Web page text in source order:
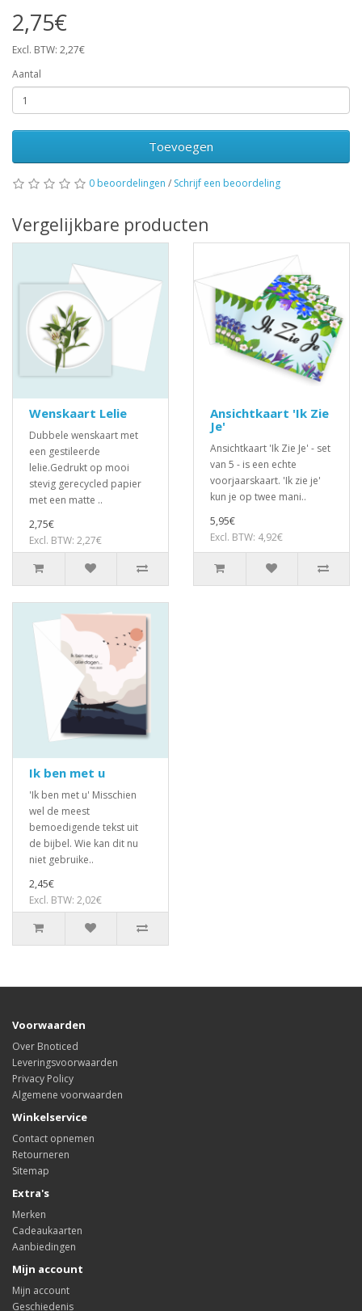
2,75€
Excl. BTW: 2,27€
Aantal
Toevoegen
0 beoordelingen / Schrijf een beoordeling
Vergelijkbare producten
Wenskaart Lelie
Dubbele wenskaart met
een gestileerde
lelie.Gedrukt op mooi
stevig gerecycled papier
met een matte ..
2,75€
Excl. BTW: 2,27€
Ansichtkaart 'Ik Zie
Je'
Ansichtkaart 'Ik Zie Je' - set
van 5 - is een echte
voorjaarskaart. 'Ik zie je'
kun je op twee mani..
5,95€
Excl. BTW: 4,92€
Ik ben met u
'Ik ben met u' Misschien
wel de meest
bemoedigende tekst uit
de bijbel. Wie kan dit nu
niet gebruike..
2,45€
Excl. BTW: 2,02€
Voorwaarden
Over Bnoticed
Leveringsvoorwaarden
Privacy Policy
Algemene voorwaarden
Winkelservice
Contact opnemen
Retourneren
Sitemap
Extra's
Merken
Cadeaukaarten
Aanbiedingen
Mijn account
Mijn account
Geschiedenis